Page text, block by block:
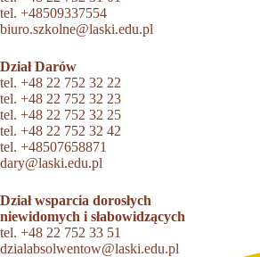
tel. +48509337554
biuro.szkolne@laski.edu.pl
Dział Darów
tel. +48 22 752 32 22
tel. +48 22 752 32 23
tel. +48 22 752 32 25
tel. +48 22 752 32 42
tel. +48507658871
dary@laski.edu.pl
Dział wsparcia dorosłych
niewidomych i słabowidzących
tel. +48 22 752 33 51
dzialabsolwentow@laski.edu.pl